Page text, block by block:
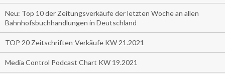
Neu: Top 10 der Zeitungsverkäufe der letzten Woche an allen
Bahnhofsbuchhandlungen in Deutschland
TOP 20 Zeitschriften-Verkäufe KW 21.2021
Media Control Podcast Chart KW 19.2021